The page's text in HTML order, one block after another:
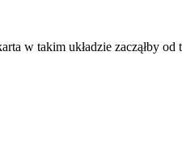
w takim układzie zacząłby